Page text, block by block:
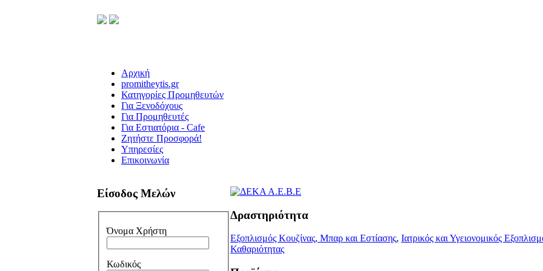
Αρχική
promitheytis.gr
Κατηγορίες Προμηθευτών
Για Ξενοδόχους
Για Προμηθευτές
Για Εστιατόρια - Cafe
Ζητήστε Προσφορά!
Υπηρεσίες
Επικοινωνία
Είσοδος Μελών
Όνομα Χρήστη
Κωδικός
Δραστηριότητα
Εξοπλισμός Κουζίνας, Μπαρ και Εστίασης, Ιατρικός και Υγειονομικός
Καθαριότητας